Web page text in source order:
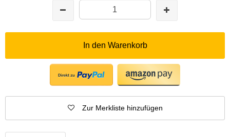
In den Warenkorb
Zur Merkliste hinzufügen